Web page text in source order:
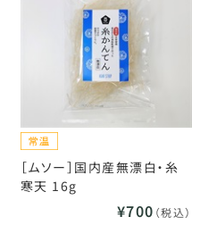
［ムソー］国内産無漂白・糸
寒天 16g
¥700 （税込）